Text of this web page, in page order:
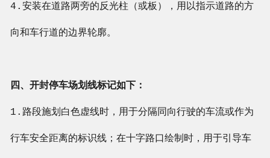
4.安装在道路两旁的反光柱（或板），用以指示道路的方
向和车行道的边界轮廓。
四、开封停车场划线标记如下：
1.路段施划白色虚线时，用于分隔同向行驶的车流或作为
行车安全距离的标识线；在十字路口绘制时，用于引导车